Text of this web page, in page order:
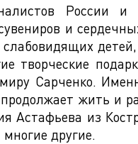
России и
и
творческие
Сарченко.
жить и
Астафьева из
другие.